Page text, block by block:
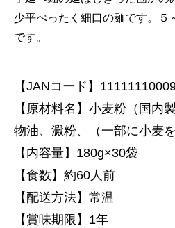
少平べったく細口の麺です。５
です。
【JANコード】
【原材料名】小麦粉（国内
物油、澱粉、（一部に小麦を
【内容量】180g×30袋
【食数】約60人前
【配送方法】常温
【賞味期限】1年